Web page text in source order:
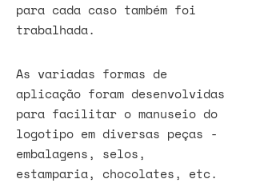
para cada caso também foi
trabalhada.
As variadas formas de
aplicação foram desenvolvidas
para facilitar o manuseio do
logotipo em diversas peças -
embalagens, selos,
estamparia, chocolates, etc.